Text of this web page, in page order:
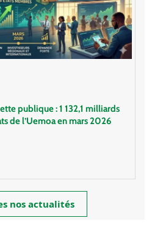
publique : 1 132,1 milliards
de l’Uemoa en mars 2026
nos actualités